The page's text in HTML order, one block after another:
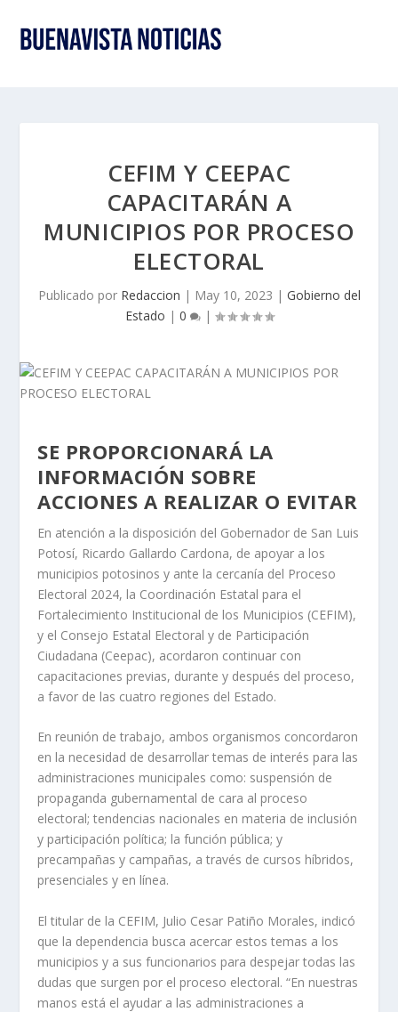
CEFIM Y CEEPAC
CAPACITARÁN A
MUNICIPIOS POR PROCESO
ELECTORAL
Publicado por Redaccion | May 10, 2023 | Gobierno del
Estado | 0 |
SE PROPORCIONARÁ LA
INFORMACIÓN SOBRE
ACCIONES A REALIZAR O EVITAR
En atención a la disposición del Gobernador de San Luis
Potosí, Ricardo Gallardo Cardona, de apoyar a los
municipios potosinos y ante la cercanía del Proceso
Electoral 2024, la Coordinación Estatal para el
Fortalecimiento Institucional de los Municipios (CEFIM),
y el Consejo Estatal Electoral y de Participación
Ciudadana (Ceepac), acordaron continuar con
capacitaciones previas, durante y después del proceso,
a favor de las cuatro regiones del Estado.
En reunión de trabajo, ambos organismos concordaron
en la necesidad de desarrollar temas de interés para las
administraciones municipales como: suspensión de
propaganda gubernamental de cara al proceso
electoral; tendencias nacionales en materia de inclusión
y participación política; la función pública; y
precampañas y campañas, a través de cursos híbridos,
presenciales y en línea.
El titular de la CEFIM, Julio Cesar Patiño Morales, indicó
que la dependencia busca acercar estos temas a los
municipios y a sus funcionarios para despejar todas las
dudas que surgen por el proceso electoral. “En nuestras
manos está el ayudar a las administraciones a